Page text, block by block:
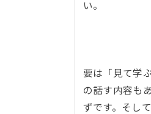
い。
要は「見て学
の話す内容も
ずです。そし